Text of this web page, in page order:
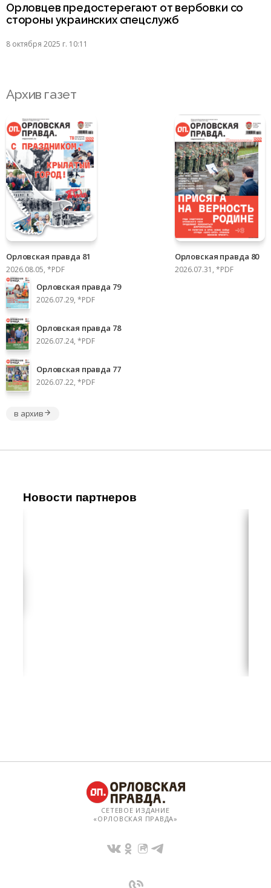
Орловцев предостерегают от вербовки со
стороны украинских спецслужб
8 октября 2025 г. 10:11
Архив газет
Орловская правда 81
2026.08.05, *PDF
Орловская правда 80
2026.07.31, *PDF
Орловская правда 79
2026.07.29, *PDF
Орловская правда 78
2026.07.24, *PDF
Орловская правда 77
2026.07.22, *PDF
в архив
Новости партнеров
СЕТЕВОЕ ИЗДАНИЕ
«ОРЛОВСКАЯ ПРАВДА»